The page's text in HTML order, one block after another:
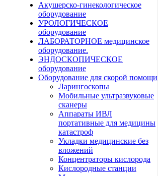
Акушерско-гинекологическое
оборудование
УРОЛОГИЧЕСКОЕ
оборудование
ЛАБОРАТОРНОЕ медицинское
оборудование.
ЭНДОСКОПИЧЕСКОЕ
оборудование
Оборудование для скорой помощи
Ларингоскопы
Мобильные ультразвуковые
сканеры
Аппараты ИВЛ
портативные для медицины
катастроф
Укладки медицинские без
вложений
Концентраторы кислорода
Кислородные станции